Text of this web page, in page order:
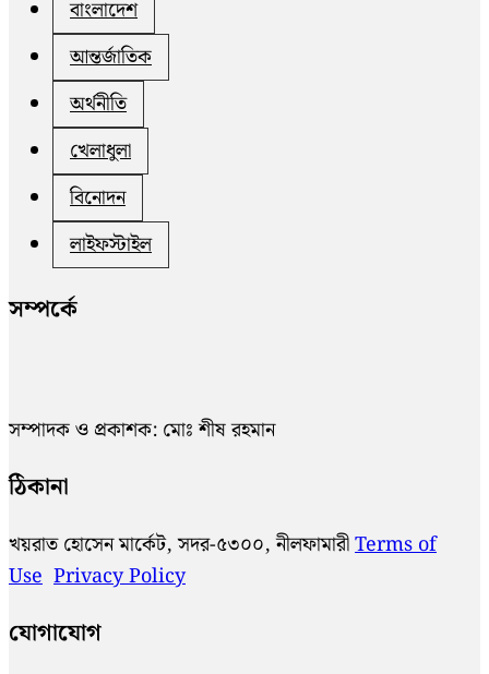
বাংলাদেশ
আন্তর্জাতিক
অর্থনীতি
খেলাধুলা
বিনোদন
লাইফস্টাইল
সম্পর্কে
সম্পাদক ও প্রকাশক: মোঃ শীষ রহমান
ঠিকানা
খয়রাত হোসেন মার্কেট, সদর-৫৩০০, নীলফামারীTerms of
Use Privacy Policy
যোগাযোগ